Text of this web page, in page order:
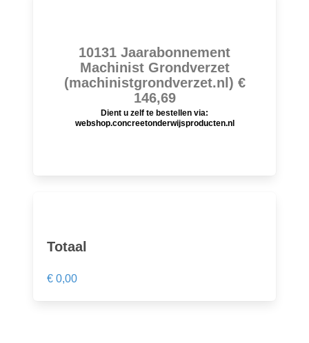
10131 Jaarabonnement
Machinist Grondverzet
(machinistgrondverzet.nl) €
146,69
Dient u zelf te bestellen via:
webshop.concreetonderwijsproducten.nl
Totaal
€ 0,00